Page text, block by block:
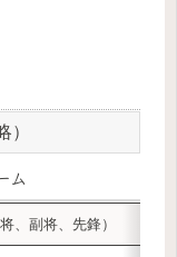
ム
将、副将、先鋒）